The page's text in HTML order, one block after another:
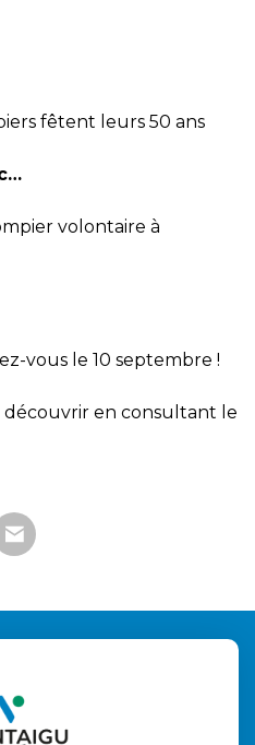
fêtent leurs 50 ans
volontaire à
vous le 10 septembre !
découvrir en consultant le